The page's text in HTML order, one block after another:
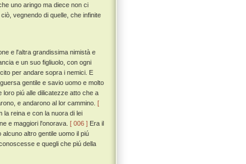
uno aringo ma diece non ci
vegnendo di quelle, che infinite
e l'altra grandissima nimistà e
e un suo figliuolo, con ogni
per andare sopra i nemici. E
gentile e savio uomo e molto
piú alle dilicatezze atto che a
e andarono al lor cammino. [
la reina e con la nuora di lei
e maggiori l'onorava. [ 006 ] Era il
altro gentile uomo il piú
e quegli che piú della